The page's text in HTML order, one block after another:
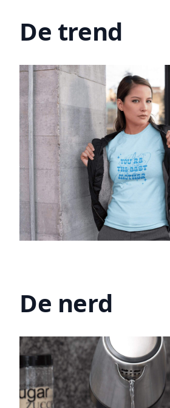
De trend
De nerd